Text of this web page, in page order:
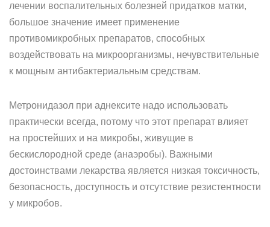
лечении воспалительных болезней придатков матки,
большое значение имеет применение
противомикробных препаратов, способных
воздействовать на микроорганизмы, нечувствительные
к мощным антибактериальным средствам.
Метронидазол при аднексите надо использовать
практически всегда, потому что этот препарат влияет
на простейших и на микробы, живущие в
бескислородной среде (анаэробы). Важными
достоинствами лекарства является низкая токсичность,
безопасность, доступность и отсутствие резистентности
у микробов.